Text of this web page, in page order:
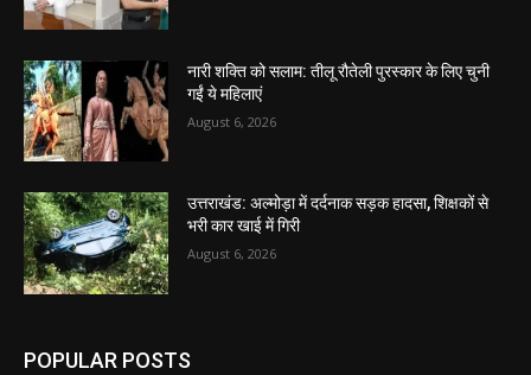
नारी शक्ति को सलाम: तीलू रौतेली पुरस्कार के लिए चुनी
गईं ये महिलाएं
August 6, 2026
उत्तराखंड: अल्मोड़ा में दर्दनाक सड़क हादसा, शिक्षकों से
भरी कार खाई में गिरी
August 6, 2026
POPULAR POSTS